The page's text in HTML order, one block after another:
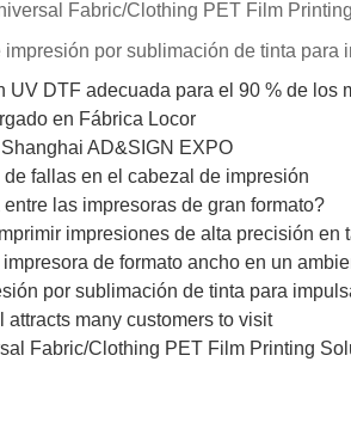
Fabric/Clothing PET Film
por sublimación de tinta para
UV DTF adecuada para el 90 % de los
en Fábrica Locor
AD&SIGN EXPO
fallas en el cabezal de impresión
las impresoras de gran formato?
impresiones de alta precisión en
de formato ancho en un
por sublimación de tinta para
attracts many customers to visit
Fabric/Clothing PET Film Printing